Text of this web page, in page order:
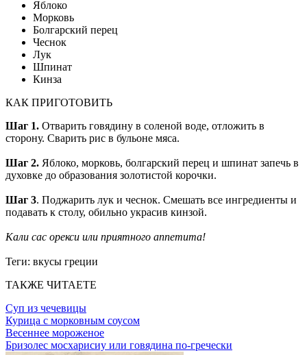
Яблоко
Морковь
Болгарский перец
Чеснок
Лук
Шпинат
Кинза
КАК ПРИГОТОВИТЬ
Шаг 1. Отварить говядину в соленой воде, отложить в
сторону. Сварить рис в бульоне мяса.
Шаг 2. Яблоко, морковь, болгарский перец и шпинат запечь в
духовке до образования золотистой корочки.
Шаг 3. Поджарить лук и чеснок. Смешать все ингредиенты и
подавать к столу, обильно украсив кинзой.
Кали сас орекси или приятного аппетита!
Теги: вкусы греции
ТАКЖЕ ЧИТАЕТЕ
Суп из чечевицы
Курица c морковным соусом
Весеннее мороженое
Бризолес мосхарисиу или говядина по-гречески